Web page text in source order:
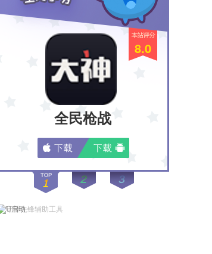
8.0
全民枪战